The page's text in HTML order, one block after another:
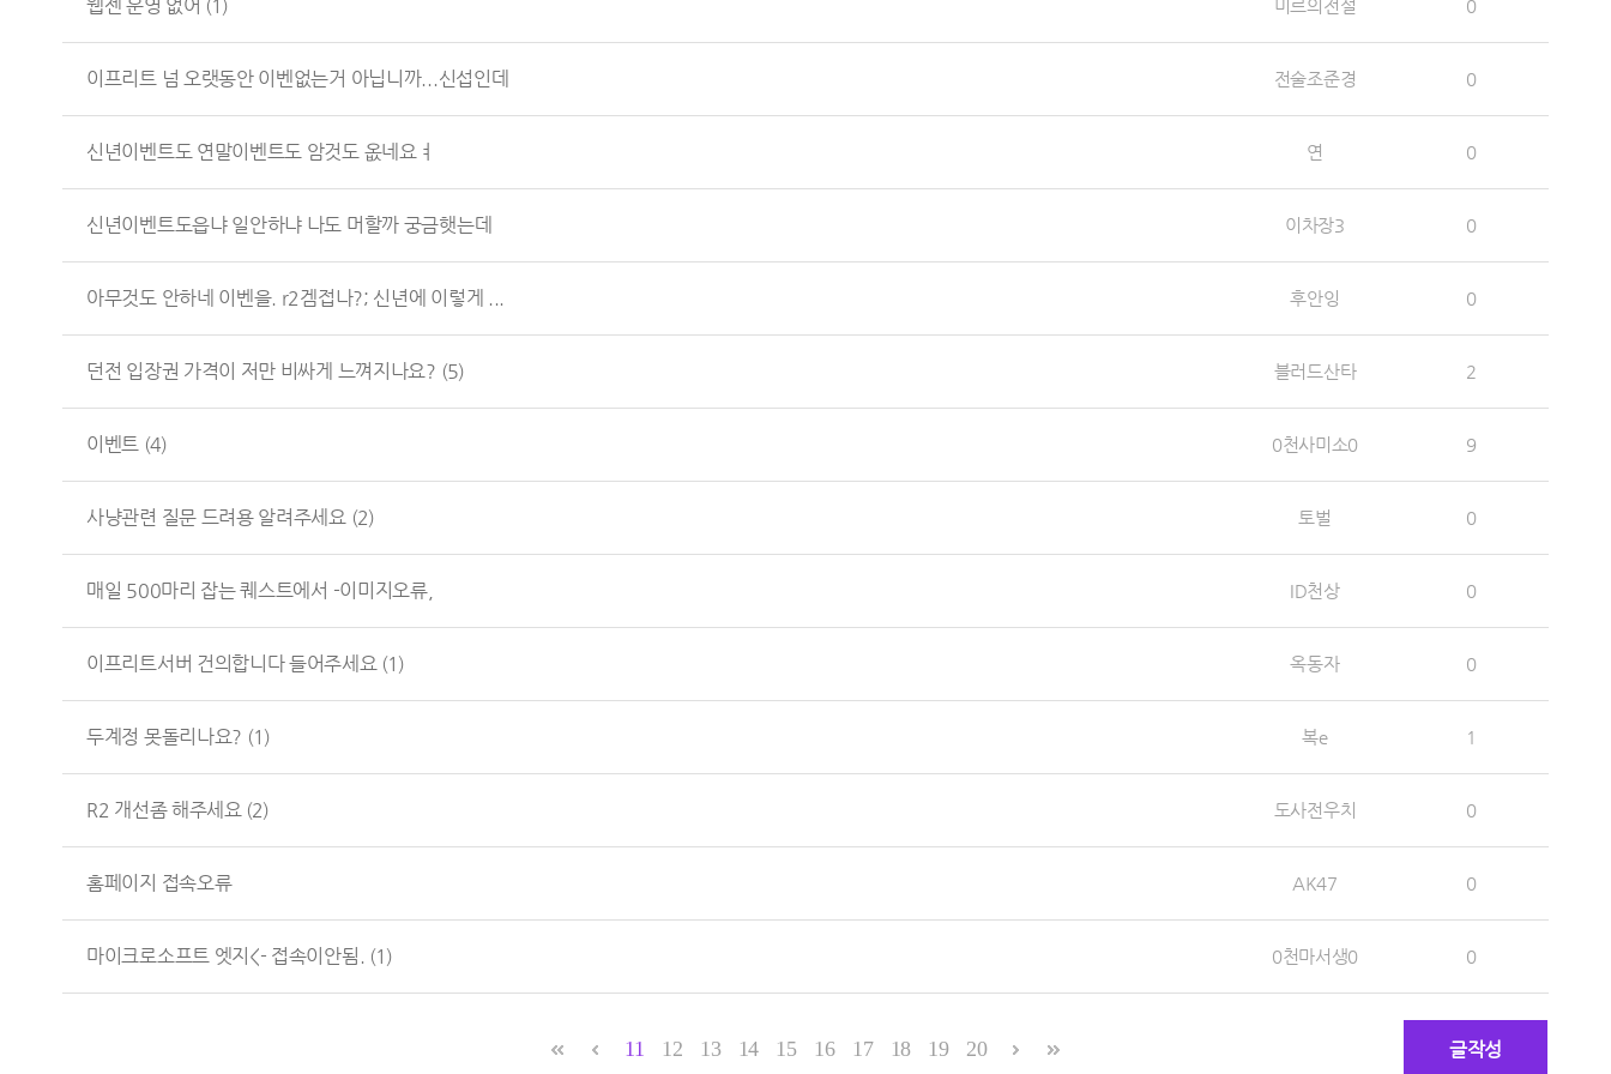
웹젠 운영 없어 (1) 미르의전설 0
이프리트 넘 오랫동안 이벤없는거 아닙니까...신섭인데 전술조준경 0
신년이벤트도 연말이벤트도 암것도 옶네요ㅕ 연 0
신년이벤트도읍냐 일안하냐 나도 머할까 궁금햇는데 이차장3 0
아무것도 안하네 이벤을. r2겜접나?; 신년에 이렇게 ... 후안잉 0
던전 입장권 가격이 저만 비싸게 느껴지나요? (5) 블러드산타 2
이벤트 (4) 0천사미소0 9
사냥관련 질문 드려용 알려주세요 (2) 토벌 0
매일 500마리 잡는 퀘스트에서 -이미지오류, ID천상 0
이프리트서버 건의합니다 들어주세요 (1) 옥동자 0
두계정 못돌리나요? (1) 복e 1
R2 개선좀 해주세요 (2) 도사전우치 0
홈페이지 접속오류 AK47 0
마이크로소프트 엣지<- 접속이안됨. (1) 0천마서생0 0
11 12 13 14 15 16 17 18 19 20 글작성